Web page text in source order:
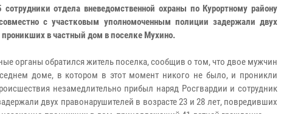
отдела вневедомственной охраны по Курортному району
с участковым уполномоченным полиции задержали двух
в частный дом в поселке Мухино.
органы обратился житель поселка, сообщив о том, что двое мужчин
доме, в котором в этот момент никого не было, и проникли
незамедлительно прибыл наряд Росгвардии и сотрудник
двух правонарушителей в возрасте 23 и 28 лет, повредивших